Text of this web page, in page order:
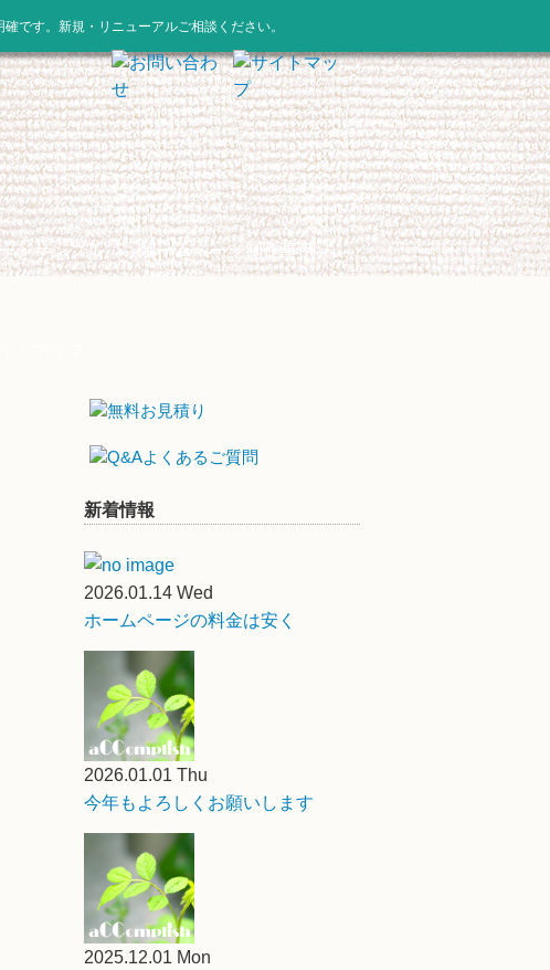
です。新規・リニューアルご相談ください。
ジサンプル ホームページ制作事例
新着情報
2026.01.14 Wed
ホームページの料金は安く
2026.01.01 Thu
今年もよろしくお願いします
2025.12.01 Mon